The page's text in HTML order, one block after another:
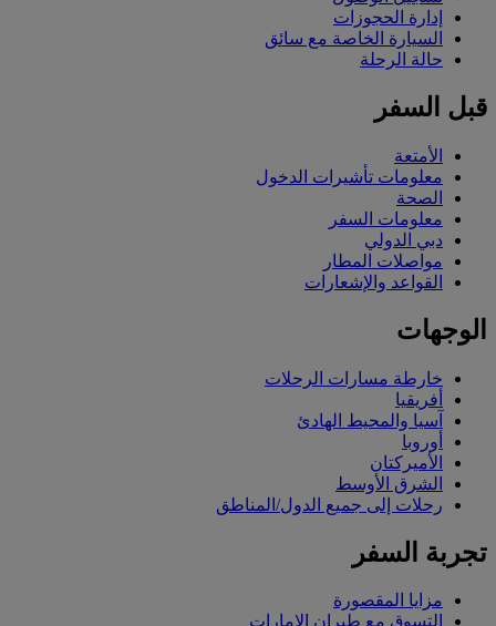
إدارة الحجوزات
السيارة الخاصة مع سائق
حالة الرحلة
قبل السفر
الأمتعة
معلومات تأشيرات الدخول
الصحة
معلومات السفر
دبي الدولي
مواصلات المطار
القواعد والإشعارات
الوجهات
خارطة مسارات الرحلات
أفريقيا
آسيا والمحيط الهادئ
أوروبا
الأميركتان
الشرق الأوسط
رحلات إلى جميع الدول/المناطق
تجربة السفر
مزايا المقصورة
التسوق مع طيران الإمارات